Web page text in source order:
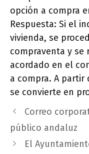
opción a compra
Respuesta: Si el
vivienda, se
compraventa y se
acordado en el
a compra. A
se convierte en
Correo
público andaluz
El